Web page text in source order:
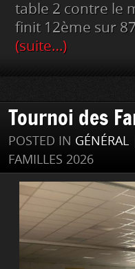
table 2 contre le
finit 12ème sur
(suite…)
Tournoi des
POSTED IN GÉNÉRAL
FAMILLES 2026